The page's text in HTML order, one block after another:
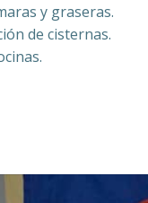
y graseras.
de cisternas.